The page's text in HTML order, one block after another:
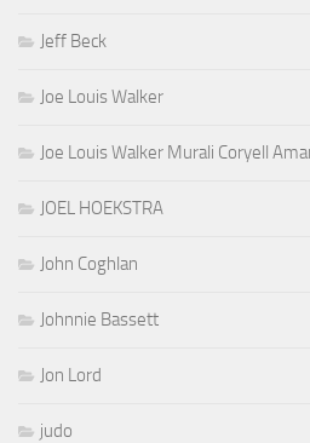
Jeff Beck
Joe Louis Walker
Joe Louis Walker Murali Coryell
JOEL HOEKSTRA
John Coghlan
Johnnie Bassett
Jon Lord
judo